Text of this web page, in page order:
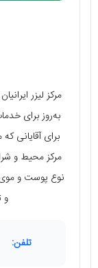
به‌روز برای
برای آقایانی
مرکز محیط و
نوع پوست و
و
تلفن: